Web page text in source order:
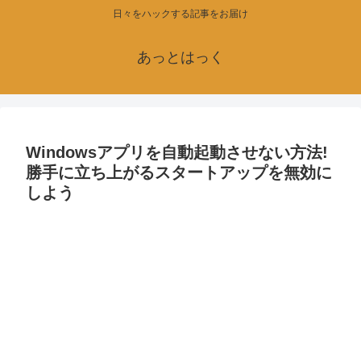
日々をハックする記事をお届け
あっとはっく
Windowsアプリを自動起動させない方法!
勝手に立ち上がるスタートアップを無効に
しよう